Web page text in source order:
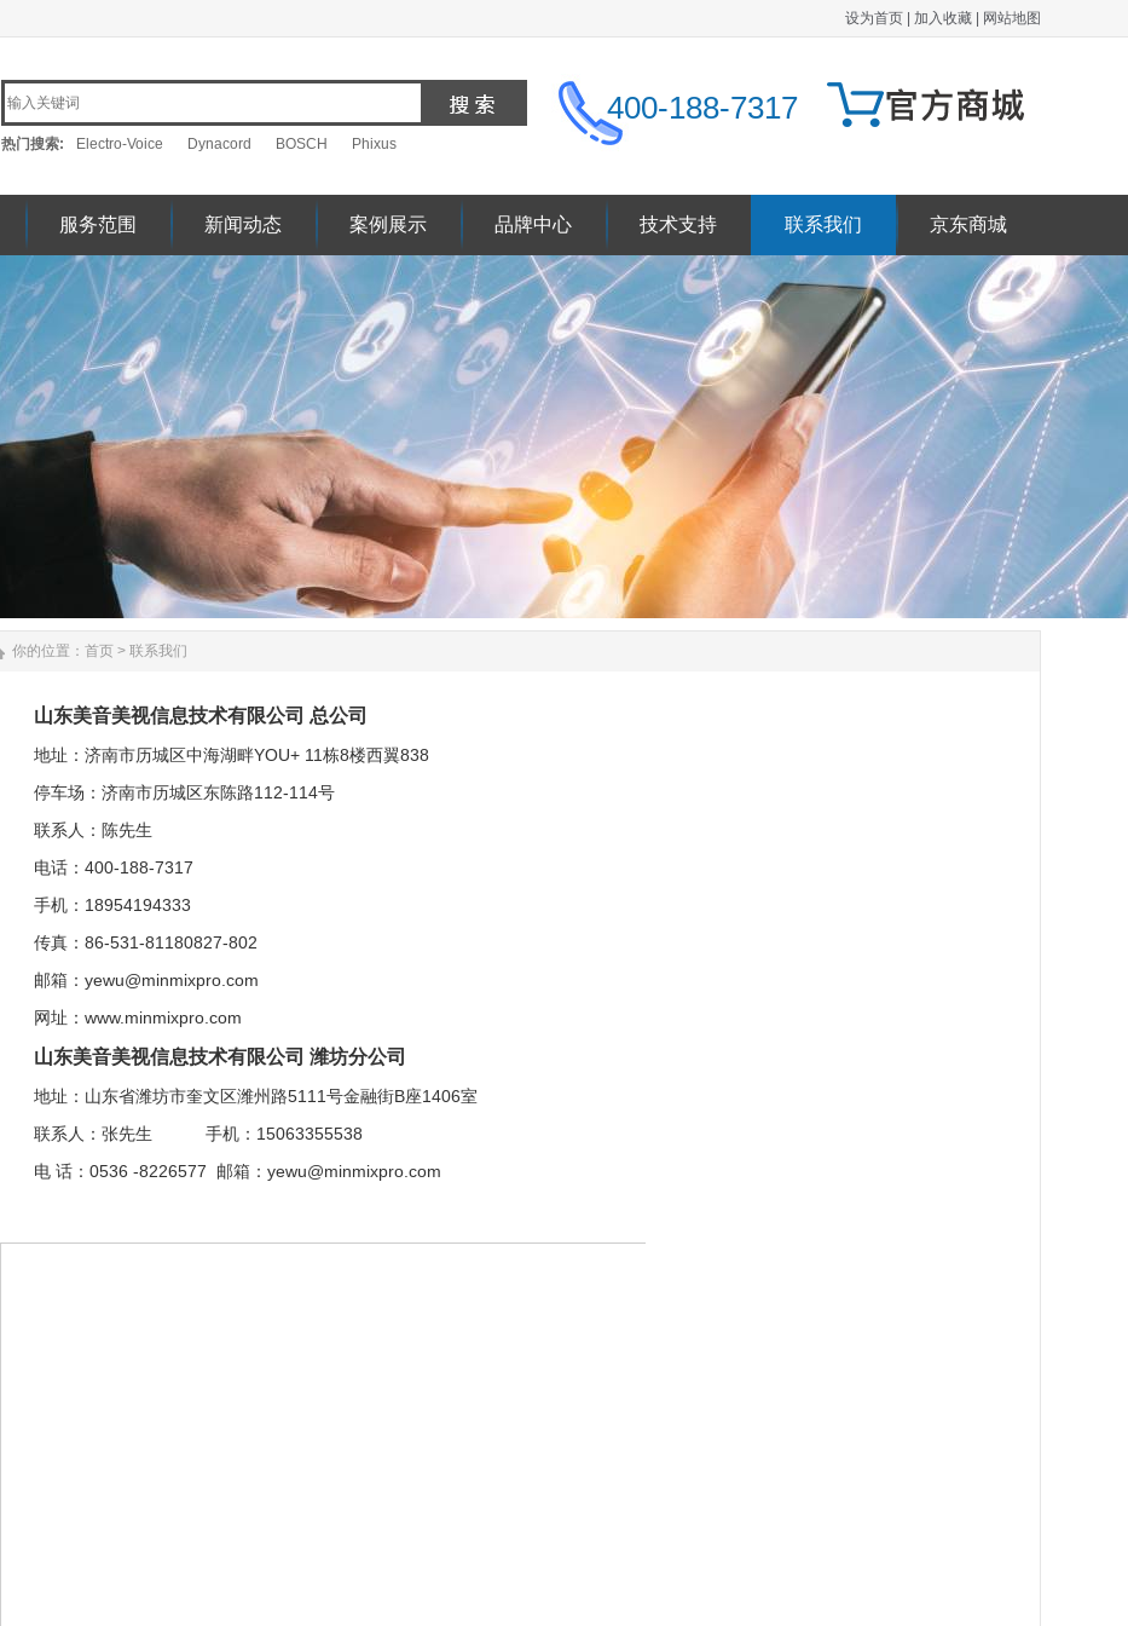
设为首页 加入收藏 网站地图
热门搜索: Electro-Voice Dynacord BOSCH Phixus
400-188-7317
服务范围 新闻动态 案例展示 品牌中心 技术支持 联系我们 京东商城
你的位置： 首页 > 联系我们
山东美音美视信息技术有限公司 总公司
地址：济南市历城区中海湖畔YOU+ 11栋8楼西翼838
停车场： 济南市历城区东陈路112-114号
联系人：陈先生
电话：400-188-7317
手机：18954194333
传真：86-531-81180827-802
邮箱：yewu@minmixpro.com
网址：www.minmixpro.com
山东美音美视信息技术有限公司 潍坊分公司
地址：山东省潍坊市奎文区潍州路5111号金融街B座1406室
联系人：张先生 手机：15063355538
电 话：0536 -8226577 邮箱：yewu@minmixpro.com